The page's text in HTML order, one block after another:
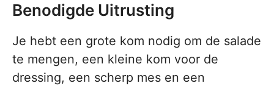
Benodigde Uitrusting
Je hebt een grote kom nodig om de salade
te mengen, een kleine kom voor de
dressing, een scherp mes en een